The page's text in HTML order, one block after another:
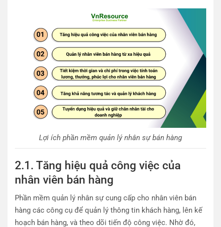
Lợi ích phần mềm quản lý nhân sự bán hàng
2.1. Tăng hiệu quả công việc của
nhân viên bán hàng
Phần mềm quản lý nhân sự cung cấp cho nhân viên bán
hàng các công cụ để quản lý thông tin khách hàng, lên kế
hoạch bán hàng, và theo dõi tiến độ công việc. Nhờ đó,